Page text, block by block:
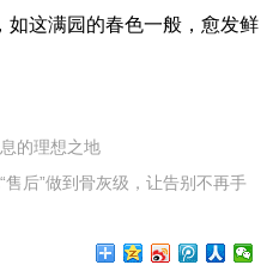
如这满园的春色一般，愈发鲜
的理想之地
售后”做到骨灰级，让告别不再手